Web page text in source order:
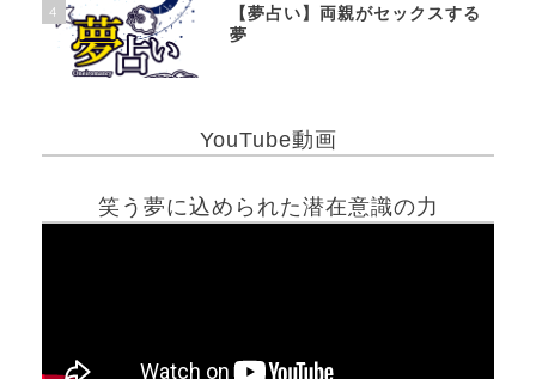
4
【夢占い】両親がセックスする
夢
YouTube動画
笑う夢に込められた潜在意識の力